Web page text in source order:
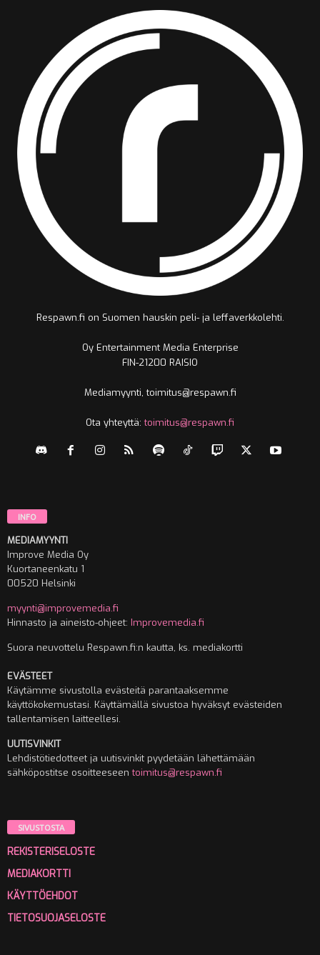
Respawn.fi on Suomen hauskin peli- ja leffaverkkolehti.
Oy Entertainment Media Enterprise
FIN-21200 RAISIO
Mediamyynti, toimitus@respawn.fi
Ota yhteyttä:toimitus@respawn.fi
INFO
MEDIAMYYNTI
Improve Media Oy
Kuortaneenkatu 1
00520 Helsinki
myynti@improvemedia.fi
Hinnasto ja aineisto-ohjeet: Improvemedia.fi
Suora neuvottelu Respawn.fi:n kautta, ks. mediakortti
EVÄSTEET
Käytämme sivustolla evästeitä parantaaksemme
käyttökokemustasi. Käyttämällä sivustoa hyväksyt evästeiden
tallentamisen laitteellesi.
UUTISVINKIT
Lehdistötiedotteet ja uutisvinkit pyydetään lähettämään
sähköpostitse osoitteeseentoimitus@respawn.fi
SIVUSTOSTA
REKISTERISELOSTE
MEDIAKORTTI
KÄYTTÖEHDOT
TIETOSUOJASELOSTE